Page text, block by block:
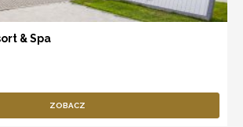
& Spa
ZOBACZ